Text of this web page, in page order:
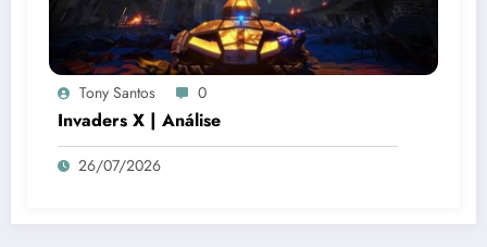
Tony Santos 0
Invaders X | Análise
26/07/2026